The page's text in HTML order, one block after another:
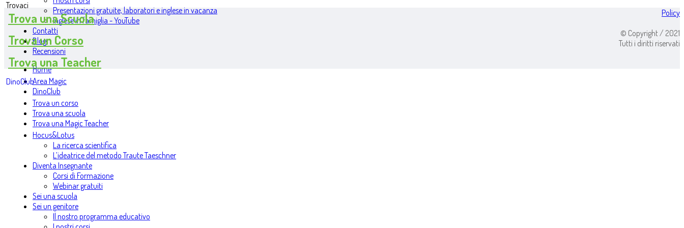
Presentazioni gratuite, laboratori e inglese in vacanza
Inglese in famiglia - YouTube
Contatti
Blog
Recensioni
Home
Area Magic
DinoClub
Trova un corso
Trova una scuola
Trova una Magic Teacher
Hocus&Lotus
La ricerca scientifica
L’ideatrice del metodo Traute Taeschner
Diventa Insegnante
Corsi di Formazione
Webinar gratuiti
Sei una scuola
Sei un genitore
Il nostro programma educativo
Trovaci
Trova una Scuola
Trova un Corso
Trova una Teacher
DinoClub
Policy
© Copyright / 2021
Tutti i diritti riservati